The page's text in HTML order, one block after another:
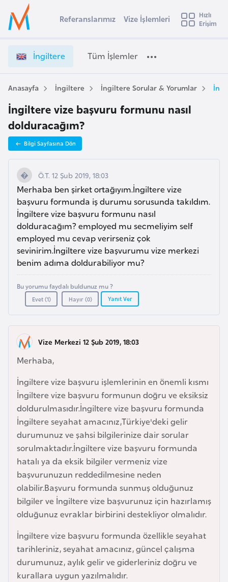
Ülke Seçimi
Başvuru yapmak istediğiniz ülkeyi seçin
Üye
Girişi
n
i
l
r
e
V
i
z
e
ş
l
e
m
l
e
r
i
e
Referanslarımız Vize İşlemleri
Hızlı
Erişim
İngiltere Tüm İşlemler
Anasayfa İngiltere İngiltere Sorular & Yorumlar
İngiltere vize başvuru formunu nasıl
dolduracağım?
Bilgi Sayfasına Dön
Ö.T. 12 Şub 2019, 18:03
Merhaba ben şirket ortağıyım.İngiltere vize
başvuru formunda iş durumu sorusunda takıldım.
İngiltere vize başvuru formunu nasıl
dolduracağım? employed mu secmeliyim self
employed mu cevap verirseniz çok
sevinirim.İngiltere vize başvurumu vize merkezi
benim adıma doldurabiliyor mu?
Bu yorumu faydalı buldunuz mu ?
Evet (1) Hayır (0) Yanıt Ver
Vize Merkezi 12 Şub 2019, 18:03
Merhaba,
İngiltere vize başvuru işlemlerinin en önemli kısmı
İngiltere vize başvuru formunun doğru ve eksiksiz
doldurulmasıdır.İngiltere vize başvuru formunda
İngiltere seyahat amacınız,Türkiye'deki gelir
durumunuz ve şahsi bilgilerinize dair sorular
sorulmaktadır.İngiltere vize başvuru formunda
hatalı ya da eksik bilgiler vermeniz vize
başvurunuzun reddedilmesine neden
olabilir.Başvuru formunda sunmuş olduğunuz
bilgiler ve İngiltere vize başvurunuz için hazırlamış
olduğunuz evraklar birbirini destekliyor olmalıdır.
İngiltere vize başvuru formunda özellikle seyahat
tarihleriniz, seyahat amacınız, güncel çalışma
durumunuz, aylık gelir ve giderleriniz doğru ve
kurallara uygun yazılmalıdır.
s
t
r
a
A
v
u
s
t
u
r
y
a
A
z
e
b
a
y
c
n
B
a
h
r
e
y
n
B
a
n
g
l